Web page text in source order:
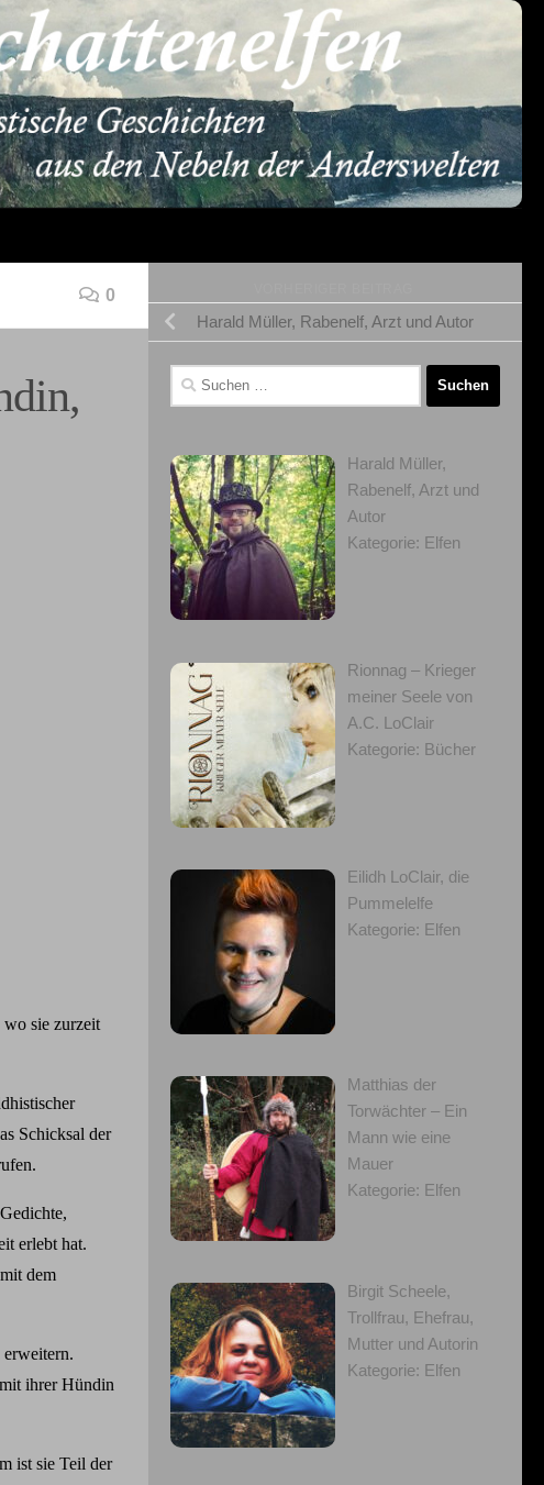
0
sie zurzeit
Schicksal der
erlebt hat.
dem
ihrer Hündin
ist sie Teil der
Harald Müller, Rabenelf, Arzt und Autor
Suchen
nach:
Harald Müller,
Rabenelf, Arzt und
Autor
Kategorie: Elfen
Rionnag – Krieger
meiner Seele von
A.C. LoClair
Kategorie: Bücher
Eilidh LoClair, die
Pummelelfe
Kategorie: Elfen
Matthias der
Torwächter – Ein
Mann wie eine
Mauer
Kategorie: Elfen
Birgit Scheele,
Trollfrau, Ehefrau,
Mutter und Autorin
Kategorie: Elfen